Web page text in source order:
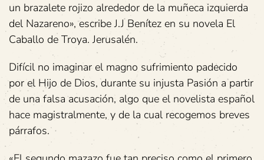
un brazalete rojizo alrededor de la muñeca izquierda
del Nazareno», escribe J.J Benítez en su novela El
Caballo de Troya. Jerusalén.
Difícil no imaginar el magno sufrimiento padecido
por el Hijo de Dios, durante su injusta Pasión a partir
de una falsa acusación, algo que el novelista español
hace magistralmente, y de la cual recogemos breves
párrafos.